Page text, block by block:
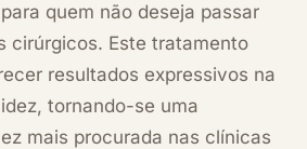
quem não deseja passar
cirúrgicos. Este tratamento
resultados expressivos na
tornando-se uma
mais procurada nas clínicas